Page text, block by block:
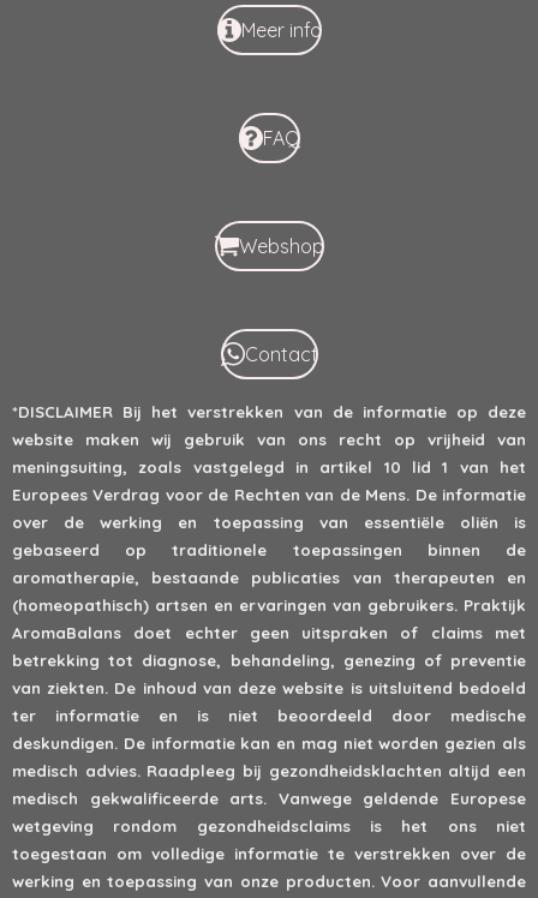
Meer info
FAQ
Webshop
Contact
*DISCLAIMER Bij het verstrekken van de informatie op deze
website maken wij gebruik van ons recht op vrijheid van
meningsuiting, zoals vastgelegd in artikel 10 lid 1 van het
Europees Verdrag voor de Rechten van de Mens. De informatie
over de werking en toepassing van essentiële oliën is
gebaseerd op traditionele toepassingen binnen de
aromatherapie, bestaande publicaties van therapeuten en
(homeopathisch) artsen en ervaringen van gebruikers. Praktijk
AromaBalans doet echter geen uitspraken of claims met
betrekking tot diagnose, behandeling, genezing of preventie
van ziekten. De inhoud van deze website is uitsluitend bedoeld
ter informatie en is niet beoordeeld door medische
deskundigen. De informatie kan en mag niet worden gezien als
medisch advies. Raadpleeg bij gezondheidsklachten altijd een
medisch gekwalificeerde arts. Vanwege geldende Europese
wetgeving rondom gezondheidsclaims is het ons niet
toegestaan om volledige informatie te verstrekken over de
werking en toepassing van onze producten. Voor aanvullende